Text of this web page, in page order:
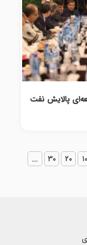
پالایش نفت
۱۰ ۲۰ ۳۰
...